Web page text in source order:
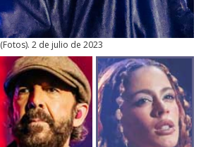
(Fotos). 2 de julio de 2023